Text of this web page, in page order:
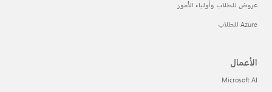
عروض للطلاب وأولياء الأمور
Azure للطلاب
الأعمال
Microsoft AI